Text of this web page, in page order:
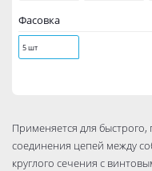
Фасовка
5 шт
Применяется для
соединения цепей между
круглого сечения с